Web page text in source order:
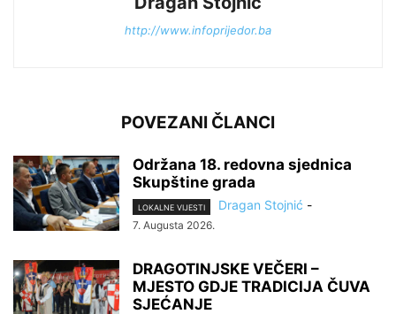
http://www.infoprijedor.ba
POVEZANI ČLANCI
Održana 18. redovna sjednica
Skupštine grada
LOKALNE VIJESTI Dragan Stojnić -
7. Augusta 2026.
DRAGOTINJSKE VEČERI –
MJESTO GDJE TRADICIJA ČUVA
SJEĆANJE